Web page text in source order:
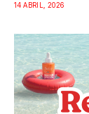
14 ABRIL, 2026